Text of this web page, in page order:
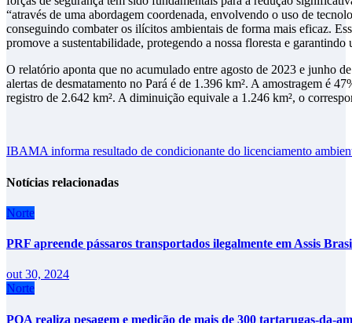
“através de uma abordagem coordenada, envolvendo o uso de
conseguindo combater os ilícitos ambientais de forma mais eficaz.
promove a sustentabilidade, protegendo a nossa floresta e
O relatório aponta que no acumulado entre agosto de 2023 e junho
alertas de desmatamento no Pará é de 1.396 km². A amostragem é
registro de 2.642 km². A diminuição equivale a 1.246 km², o
Navegação
de
IBAMA informa resultado de condicionante do licenciamento
Notícias relacionadas
Norte
PRF apreende pássaros transportados ilegalmente em Assis
out 30, 2024
Norte
PQA realiza pesagem e medição de mais de 300 tartarugas-da-